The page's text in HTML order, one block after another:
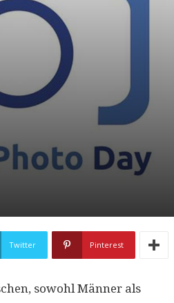
Twitter Pinterest
sowohl Männer als